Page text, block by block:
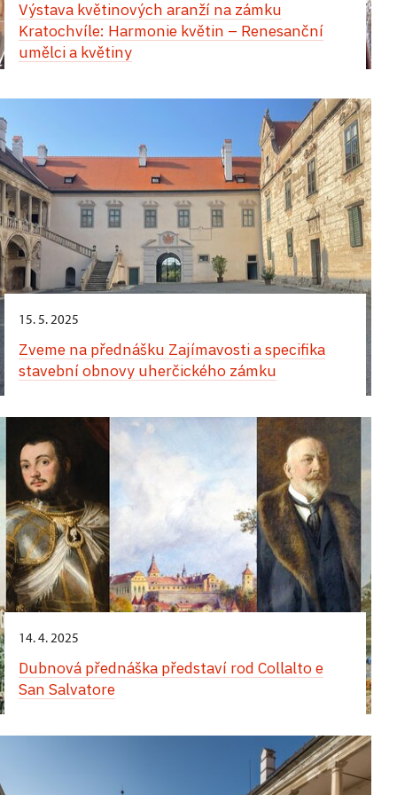
apartmánu v západním křídle zámku
Jedinečný zážitek vás čeká během Hradozámecké
hudby, tance a chutí! Přes den vás uchvátí
vystoupení tanečnic a tanečníků v nádherných
dobových kostýmech. Na arkádovém nádvoří si
můžete vychutnat autentickou italskou pizzu,
osvěžující zmrzlinu a lahodné míchané nápoje.
Večerní atmosféra vás přenese do jiné epochy.
Zámecké komnaty ozáří jemné světlo svíček
a Banketní sál ožije tóny historické hudby. Projděte
se slavnostně vyzdobenými interiéry, nechte se
unést květinovou vůní a jedinečným kouzlem
tohoto místa. Nezapomenutelný večer završí
velkolepá světelná show.
24. srpna,zámek Opočno
italskou a neapolskou malbu
Výstava květinových aranží na zámku
Kratochvíle: Harmonie květin – Renesanční
umělci a květiny
15. 5. 2025
Zveme na přednášku Zajímavosti a specifika
stavební obnovy uherčického zámku
14. 4. 2025
Dubnová přednáška představí rod Collalto e
San Salvatore